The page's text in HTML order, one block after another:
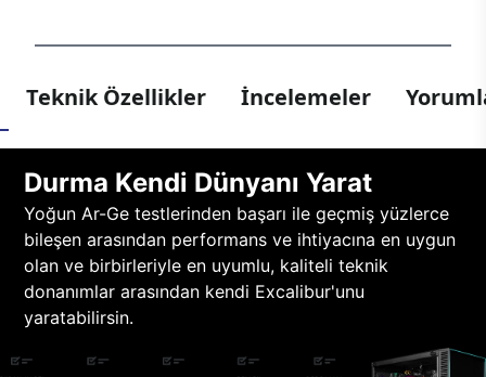
Teknik Özellikler İncelemeler
Durma Kendi Dünyanı Yarat
Yoğun Ar-Ge testlerinden başarı ile geçmiş yüzlerce
bileşen arasından performans ve ihtiyacına en uygun
olan ve birbirleriyle en uyumlu, kaliteli teknik
donanımlar arasından kendi Excalibur'unu
yaratabilirsin.